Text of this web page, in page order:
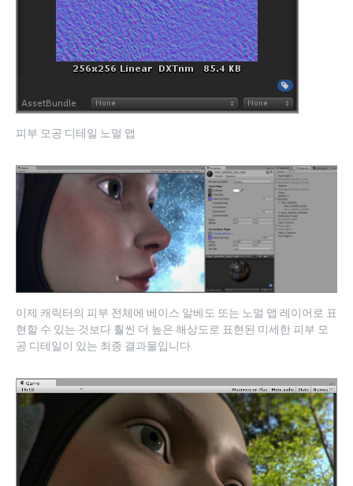
피부 모공 디테일 노멀 맵
이제 캐릭터의 피부 전체에 베이스 알베도 또는 노멀 맵 레이어로 표
현할 수 있는 것보다 훨씬 더 높은 해상도로 표현된 미세한 피부 모
공 디테일이 있는 최종 결과물입니다.